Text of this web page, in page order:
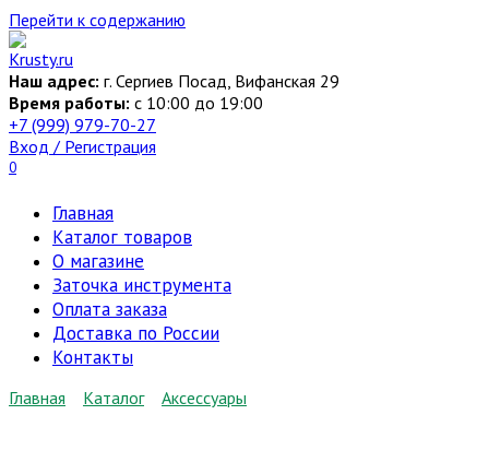
Перейти к содержанию
Наш адрес: г. Сергиев Посад, Вифанская 29
Время работы: c 10:00 до 19:00
+7 (999) 979-70-27
Вход / Регистрация
0
Главная
Каталог товаров
О магазине
Заточка инструмента
Оплата заказа
Доставка по России
Контакты
Главная Каталог Аксессуары